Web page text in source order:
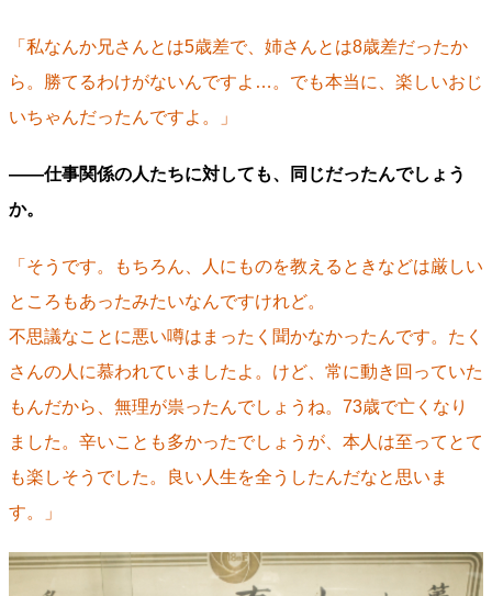
「私なんか兄さんとは5歳差で、姉さんとは8歳差だったか
ら。勝てるわけがないんですよ…。でも本当に、楽しいおじ
いちゃんだったんですよ。」
――仕事関係の人たちに対しても、同じだったんでしょう
か。
「そうです。もちろん、人にものを教えるときなどは厳しい
ところもあったみたいなんですけれど。
不思議なことに悪い噂はまったく聞かなかったんです。たく
さんの人に慕われていましたよ。けど、常に動き回っていた
もんだから、無理が祟ったんでしょうね。73歳で亡くなり
ました。辛いことも多かったでしょうが、本人は至ってとて
も楽しそうでした。良い人生を全うしたんだなと思いま
す。」